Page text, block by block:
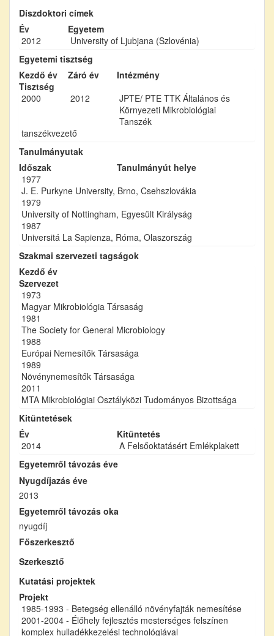
Díszdoktori címek
Év
Egyetem
2012
University of Ljubjana (Szlovénia)
Egyetemi tisztség
Kezdő év
Záró év
Intézmény
Tisztség
2000
2012
JPTE/ PTE TTK Általános és
Környezeti Mikrobiológiai
Tanszék
tanszékvezető
Tanulmányutak
Időszak
Tanulmányút helye
1977
J. E. Purkyne University, Brno, Csehszlovákia
1979
University of Nottingham, Egyesült Királyság
1987
Universitá La Sapienza, Róma, Olaszország
Szakmai szervezeti tagságok
Kezdő év
Szervezet
1973
Magyar Mikrobiológia Társaság
1981
The Society for General Microbiology
1988
Európai Nemesítők Társasága
1989
Növénynemesítők Társasága
2011
MTA Mikrobiológiai Osztályközi Tudományos Bizottsága
Kitüntetések
Év
Kitüntetés
2014
A Felsőoktatásért Emlékplakett
Egyetemről távozás éve
Nyugdíjazás éve
2013
Egyetemről távozás oka
nyugdíj
Főszerkesztő
Szerkesztő
Kutatási projektek
Projekt
1985-1993 - Betegség ellenálló növényfajták nemesítése
2001-2004 - Élőhely fejlesztés mesterséges felszínen
komplex hulladékkezelési technológiával